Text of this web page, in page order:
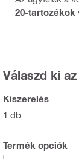
20-tartozékok
Válaszd ki
Kiszerelés
1 db
Termék opciók